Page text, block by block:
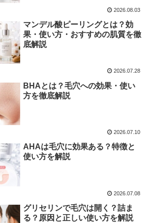
2026.08.03
マンデル酸ピーリングとは？効
果・使い方・おすすめの肌質を徹
底解説
2026.07.28
BHAとは？毛穴への効果・使い
方を徹底解説
2026.07.10
AHAは毛穴に効果ある？特徴と
使い方を解説
2026.07.08
グリセリンで毛穴は開く？詰ま
る？原因と正しい使い方を解説